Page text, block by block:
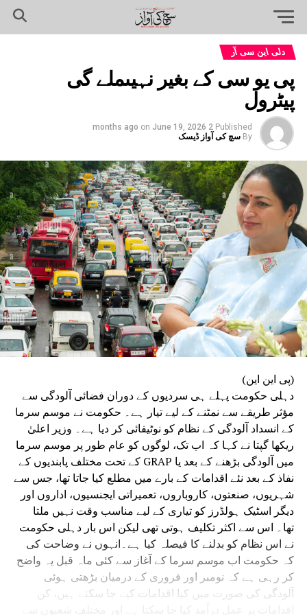
دلی این سی آر
پی یو سی کے بغیر نہیںملے گی
پیٹرول
Published
2 months ago
on June 19, 2026
By سچ کی آواز ڈیسک
(پی این این)
دہلی حکومت پہلے ہی سردیوں کے دوران فضائی آلودگی سے
مؤثر طریقے سے نمٹنے کے لیے تیار ہے۔ حکومت نے موسم سرما
کے انسداد آلودگی کے نظام کو نوٹیفائی کر دیا ہے۔ وزیر اعلیٰ
ریکھا گپتا نے کہا کہ اب تک، لوگوں کو عام طور پر موسم سرما
میں آلودگی بڑھنے کے بعد یا GRAP کے تحت مختلف پابندیوں کے
نفاذ کے بعد نئے اقدامات کے بارے میں مطلع کیا جاتا تھا، جس سے
شہریوں، صنعتوں، کاروباروں، تعمیراتی ایجنسیوں، اداروں اور
دیگر اسٹیک ہولڈرز کو تیاری کے لیے مناسب وقت نہیں ملتا
تھا۔ اس سے اکثر تکلیف ہوتی تھی لیکن اس بار دہلی حکومت
نے اس نظام کو بدلنے کا فیصلہ کیا ہے۔انہوں نے وضاحت کی
کہ حکومت اب موسم سرما کے آغاز سے کئی ماہ قبل یہ واضح
کر رہی ہے کہ نومبر اور فروری کے درمیان بڑھتی ہوئی
آلودگی کی صورت میں کیا اقدامات کیے جا سکتے ہیں، کن